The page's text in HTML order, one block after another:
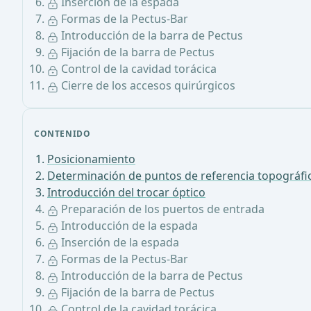
CONTENIDO
Posicionamiento
Determinación de puntos de referencia
Introducción del trocar óptico
Preparación de los puertos de entrada
Introducción de la espada
Inserción de la espada
Formas de la Pectus-Bar
Introducción de la barra de Pectus
Fijación de la barra de Pectus
Formas de la Pectus-Bar
Introducción de la barra de Pectus
Fijación de la barra de Pectus
Control de la cavidad torácica
Cierre de los accesos quirúrgicos